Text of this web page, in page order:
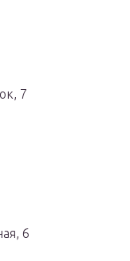
7
6